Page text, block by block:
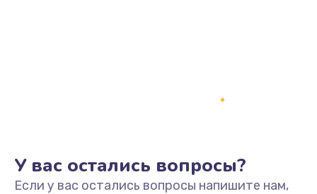
У вас остались вопросы?
Если у вас остались вопросы напишите нам,